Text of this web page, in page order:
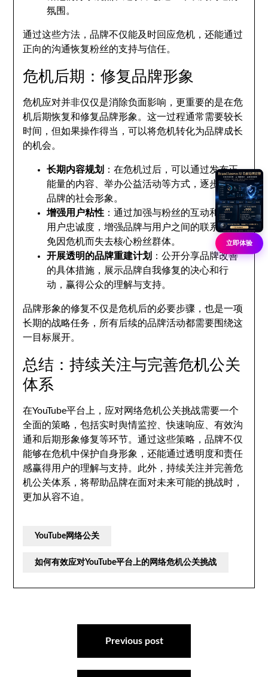
氛围。
通过这些方法，品牌不仅能及时回应危机，还能通过
正向的沟通恢复粉丝的支持与信任。
危机后期：修复品牌形象
危机应对并非仅仅是消除负面影响，更重要的是在危
机后期恢复和修复品牌形象。这一过程通常需要较长
时间，但如果操作得当，可以将危机转化为品牌成长
的机会。
长期内容规划
：在危机过后，可以通过发布正
能量的内容、举办公益活动等方式，逐步恢复
品牌的社会形象。
增强用户粘性 ：通过加强与粉丝的互动和培养
用户忠诚度，增强品牌与用户之间的联系，避
免因危机而失去核心粉丝群体。
开展透明的品牌重建计划
：公开分享品牌改善
的具体措施，展示品牌自我修复的决心和行
动，赢得公众的理解与支持。
品牌形象的修复不仅是危机后的必要步骤，也是一项
长期的战略任务，所有后续的品牌活动都需要围绕这
一目标展开。
总结：持续关注与完善危机公关
体系
在YouTube平台上，应对网络危机公关挑战需要一个
全面的策略，包括实时舆情监控、快速响应、有效沟
通和后期形象修复等环节。通过这些策略，品牌不仅
能够在危机中保护自身形象，还能通过透明度和责任
感赢得用户的理解与支持。此外，持续关注并完善危
机公关体系，将帮助品牌在面对未来可能的挑战时，
更加从容不迫。
YouTube网络公关
如何有效应对YouTube平台上的网络危机公关挑战
Previous post
立即体验